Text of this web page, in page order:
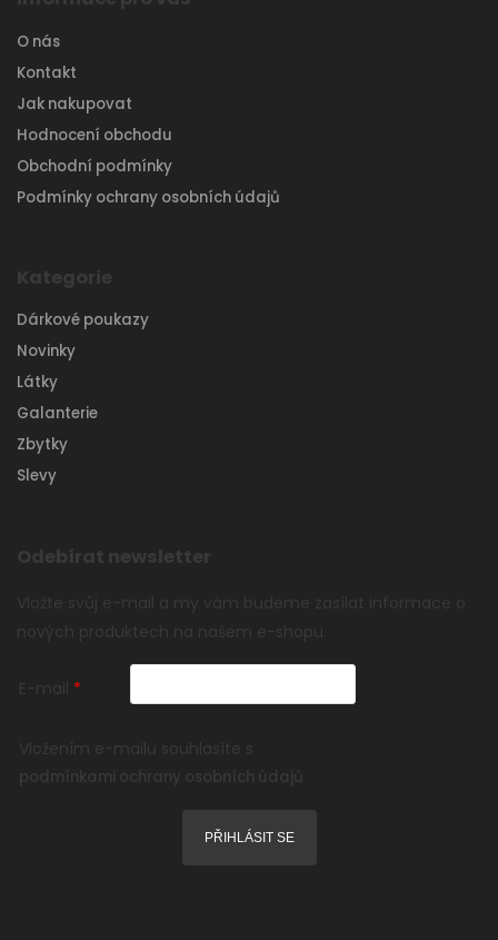
O nás
Kontakt
Jak nakupovat
Hodnocení obchodu
Obchodní podmínky
Podmínky ochrany osobních údajů
Kategorie
Dárkové poukazy
Novinky
Látky
Galanterie
Zbytky
Slevy
Odebírat newsletter
Vložte svůj e-mail a my vám budeme zasílat informace o
nových produktech na našem e-shopu.
E-mail
Vložením e-mailu souhlasíte s
podmínkami ochrany osobních údajů
PŘIHLÁSIT SE